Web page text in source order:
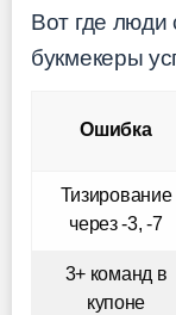
Вот где люди
букмекеры
Ошибка
Тизирование
через -3, -7
3+ команд в
купоне